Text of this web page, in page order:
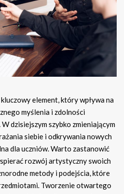
element, który wpływa na
myślenia i zdolności
dzisiejszym szybko zmieniającym
siebie i odkrywania nowych
dla uczniów. Warto zastanowić
rozwój artystyczny swoich
metody i podejścia, które
Tworzenie otwartego